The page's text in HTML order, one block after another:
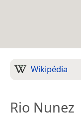
Wikipédia
Rio Nunez